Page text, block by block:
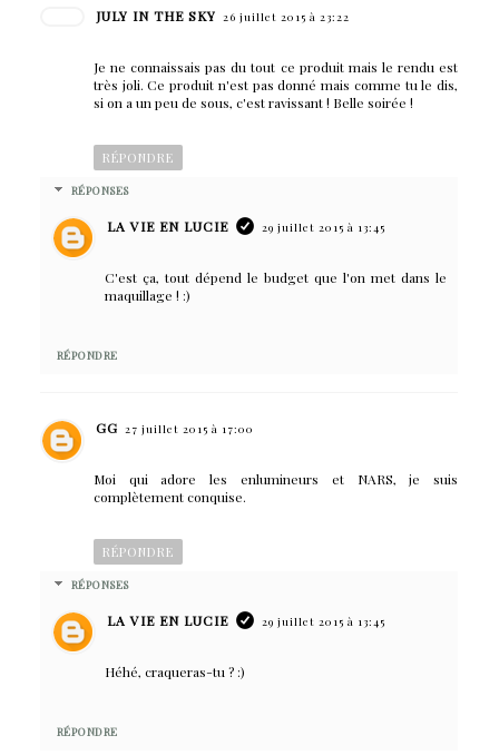
JULY IN THE SKY 26 juillet 2015 à 23:22
Je ne connaissais pas du tout ce produit mais le rendu est
très joli. Ce produit n'est pas donné mais comme tu le dis,
si on a un peu de sous, c'est ravissant ! Belle soirée !
RÉPONDRE
RÉPONSES
LA VIE EN LUCIE 29 juillet 2015 à 13:45
C'est ça, tout dépend le budget que l'on met dans le
maquillage ! :)
RÉPONDRE
GG 27 juillet 2015 à 17:00
Moi qui adore les enlumineurs et NARS, je suis
complètement conquise.
RÉPONDRE
RÉPONSES
LA VIE EN LUCIE 29 juillet 2015 à 13:45
Héhé, craqueras-tu ? :)
RÉPONDRE